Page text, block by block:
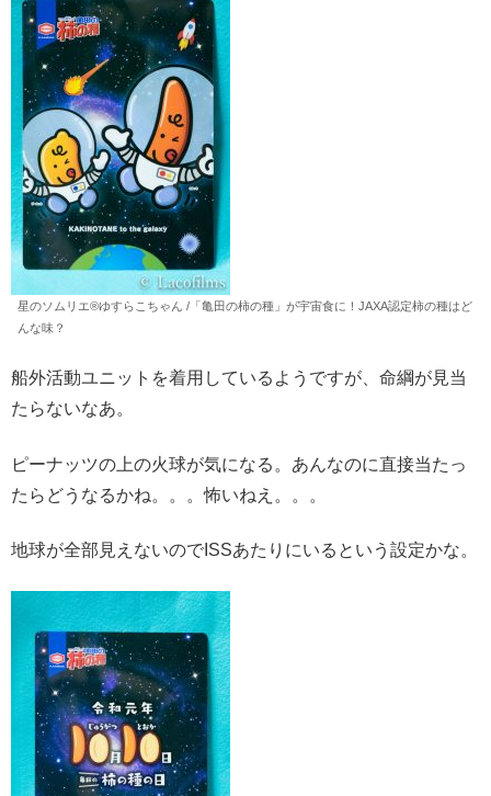
星のソムリエ®︎ゆすらこちゃん /「亀田の柿の種」が宇宙食に！JAXA認定柿の種はど
んな味？
船外活動ユニットを着用しているようですが、命綱が見当
たらないなあ。
ピーナッツの上の火球が気になる。あんなのに直接当たっ
たらどうなるかね。。。怖いねえ。。。
地球が全部見えないのでISSあたりにいるという設定かな。